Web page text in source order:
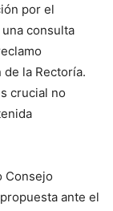
por el
consulta
la Rectoría.
crucial no
Consejo
ante el